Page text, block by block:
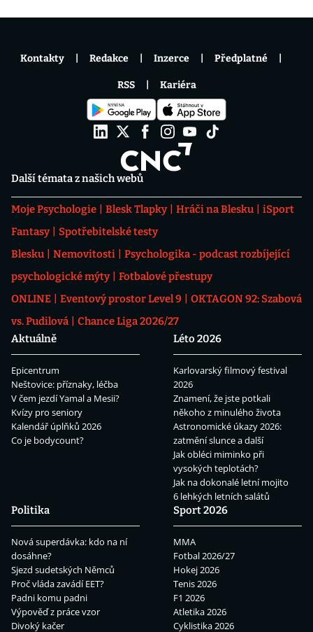
Další témata z našich webů
Moje Psychologie Blesk Tlapky Hráči na Blesku
iSport
Fantasy
Spotřebitelské testy
Blesku
Nemovitosti
Psychologika - podcast rozbíjející
psychologické mýty
Fotbalové přestupy
ONLINE
Eventový prostor Level 9
OKTAGON 92: Szabová
vs. Pudilová
Chance Liga 2026/27
Aktuálně
Epicentrum
Neštovice: příznaky, léčba
V čem jezdí Yamal a Mesii?
Kvízy pro seniory
Kalendář úplňků 2026
Co je bodycount?
Léto 2026
Karlovarský filmový festival
2026
Znamení, že jste potkali
někoho z minulého života
Astronomické úkazy 2026:
zatmění slunce a další
Jak obléci miminko při
vysokých teplotách?
Jak na dokonalé letní mojito
6 lehkých letních salátů
Politika
Nová superdávka: kdo na ní
dosáhne?
Sjezd sudetských Němců
Proč vláda zavádí EET?
Padni komu padni
Výpověď z práce vzor
Divoký kačer
Sport 2026
MMA
Fotbal 2026/27
Hokej 2026
Tenis 2026
F1 2026
Atletika 2026
Cyklistika 2026
Kontakty Redakce Inzerce Předplatné
RSS Kariéra